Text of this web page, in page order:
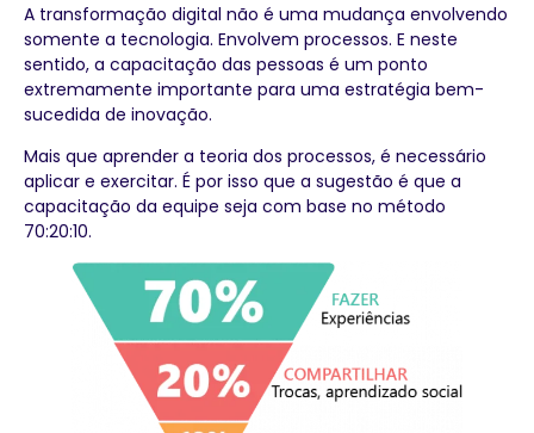
A transformação digital não é uma mudança envolvendo
somente a tecnologia. Envolvem processos. E neste
sentido, a capacitação das pessoas é um ponto
extremamente importante para uma estratégia bem-
sucedida de inovação.
Mais que aprender a teoria dos processos, é necessário
aplicar e exercitar. É por isso que a sugestão é que a
capacitação da equipe seja com base no método
70:20:10.